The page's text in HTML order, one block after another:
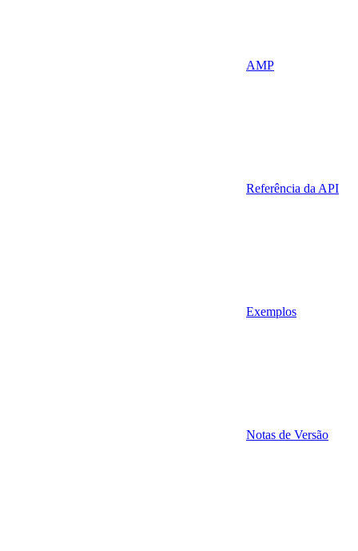
AMP
Referência da API
Exemplos
Notas de Versão